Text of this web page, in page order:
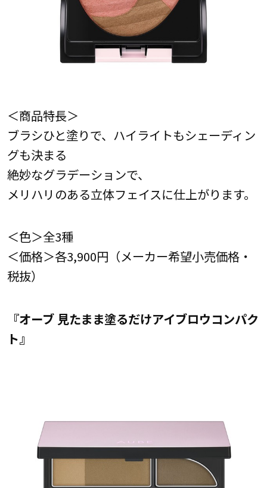
＜商品特長＞
ブラシひと塗りで、ハイライトもシェーディン
グも決まる
絶妙なグラデーションで、
メリハリのある立体フェイスに仕上がります。
＜色＞全3種
＜価格＞各3,900円（メーカー希望小売価格・
税抜）
『オーブ 見たまま塗るだけアイブロウコンパク
ト』